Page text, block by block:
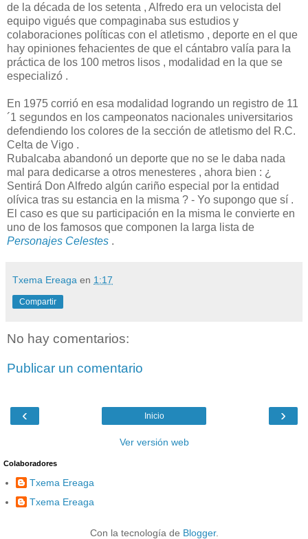
de la década de los setenta , Alfredo era un velocista del
equipo vigués que compaginaba sus estudios y
colaboraciones políticas con el atletismo , deporte en el que
hay opiniones fehacientes de que el cántabro valía para la
práctica de los 100 metros lisos , modalidad en la que se
especializó .
En 1975 corrió en esa modalidad logrando un registro de 11
´1 segundos en los campeonatos nacionales universitarios
defendiendo los colores de la sección de atletismo del R.C.
Celta de Vigo .
Rubalcaba abandonó un deporte que no se le daba nada
mal para dedicarse a otros menesteres , ahora bien : ¿
Sentirá Don Alfredo algún cariño especial por la entidad
olívica tras su estancia en la misma ? - Yo supongo que sí .
El caso es que su participación en la misma le convierte en
uno de los famosos que componen la larga lista de
Personajes Celestes .
Txema Ereaga en 1:17
Compartir
No hay comentarios:
Publicar un comentario
‹ ›
Inicio
Ver versión web
Colaboradores
Txema Ereaga
Txema Ereaga
Con la tecnología de Blogger.